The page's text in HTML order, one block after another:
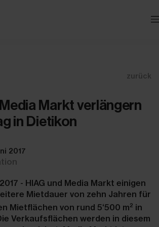
zurück
Markt verlängern
in Dietikon
2017
- HIAG und Media Markt einigen
Mietdauer von zehn Jahren für
Mietflächen von rund 5‘500 m2 in
Verkaufsflächen werden in diesem